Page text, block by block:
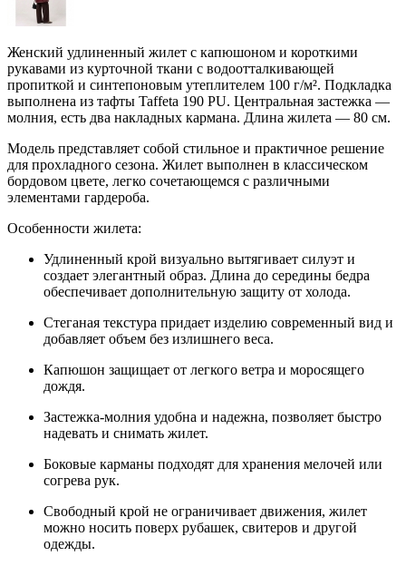
Женский удлиненный жилет с капюшоном и короткими
рукавами из курточной ткани с водоотталкивающей
пропиткой и синтепоновым утеплителем 100 г/м². Подкладка
выполнена из тафты Taffeta 190 PU. Центральная застежка —
молния, есть два накладных кармана. Длина жилета — 80 см.
Модель представляет собой стильное и практичное решение
для прохладного сезона. Жилет выполнен в классическом
бордовом цвете, легко сочетающемся с различными
элементами гардероба.
Особенности жилета:
Удлиненный крой визуально вытягивает силуэт и
создает элегантный образ. Длина до середины бедра
обеспечивает дополнительную защиту от холода.
Стеганая текстура придает изделию современный вид и
добавляет объем без излишнего веса.
Капюшон защищает от легкого ветра и моросящего
дождя.
Застежка-молния удобна и надежна, позволяет быстро
надевать и снимать жилет.
Боковые карманы подходят для хранения мелочей или
согрева рук.
Свободный крой не ограничивает движения, жилет
можно носить поверх рубашек, свитеров и другой
одежды.